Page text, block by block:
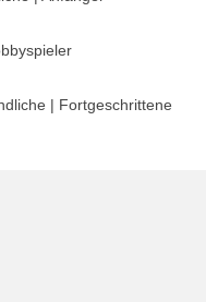
| Fortgeschrittene